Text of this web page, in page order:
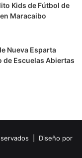
Kids de Fútbol de
Maracaibo
Nueva Esparta
de Escuelas Abiertas
| Diseño por